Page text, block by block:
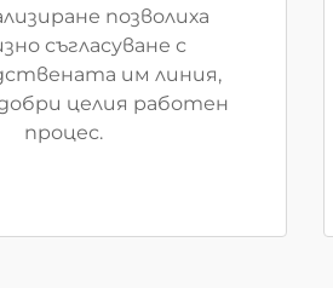
позволиха
съгласуване с
им линия,
целия работен
процес.